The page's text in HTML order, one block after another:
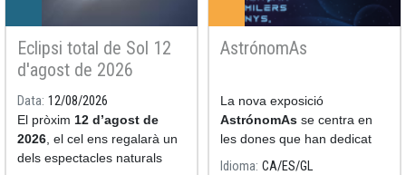
Eclipsi total de Sol 12
d'agost de 2026
Data 12/08/2026
El pròxim 12 d’agost de
2026 , el cel ens regalarà un
dels espectacles naturals
AstrónomAs
La nova exposició
AstrónomAs se centra en
les dones que han dedicat
les seves nits i els seus dies
Idioma CA ES GL